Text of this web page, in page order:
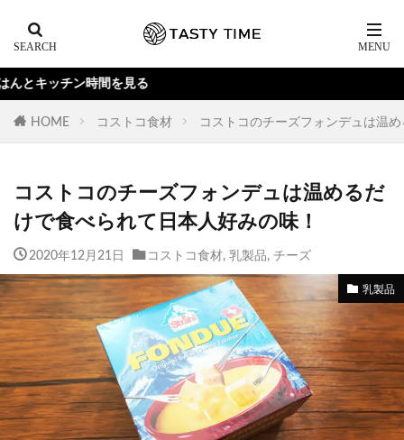
る
HOME コストコ食材 コストコのチーズフォンデュは温
コストコのチーズフォンデュは温めるだ
けで食べられて日本人好みの味！
2020年12月21日 コストコ食材, 乳製品, チーズ
乳製品